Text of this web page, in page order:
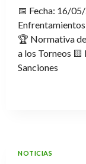
📅 Fecha: 16/
🏆 Normativa
a los Torneos
Sanciones
NOTICIAS